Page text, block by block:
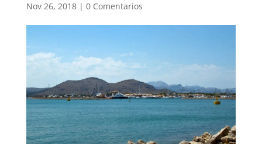
Nov 26, 2018| 0 Comentarios